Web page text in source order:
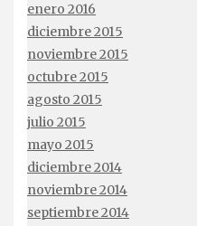
enero 2016
diciembre 2015
noviembre 2015
octubre 2015
agosto 2015
julio 2015
mayo 2015
diciembre 2014
noviembre 2014
septiembre 2014